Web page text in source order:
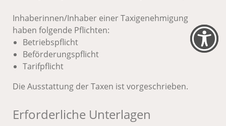
Inhaberinnen/Inhaber einer Taxigenehmigung
haben folgende Pflichten:
Betriebspflicht
Beförderungspflicht
Tarifpflicht
Die Ausstattung der Taxen ist vorgeschrieben.
Erforderliche Unterlagen